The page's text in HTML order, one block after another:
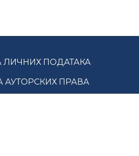
ЛИЧНИХ ПОДАТАКА
АУТОРСКИХ ПРАВА